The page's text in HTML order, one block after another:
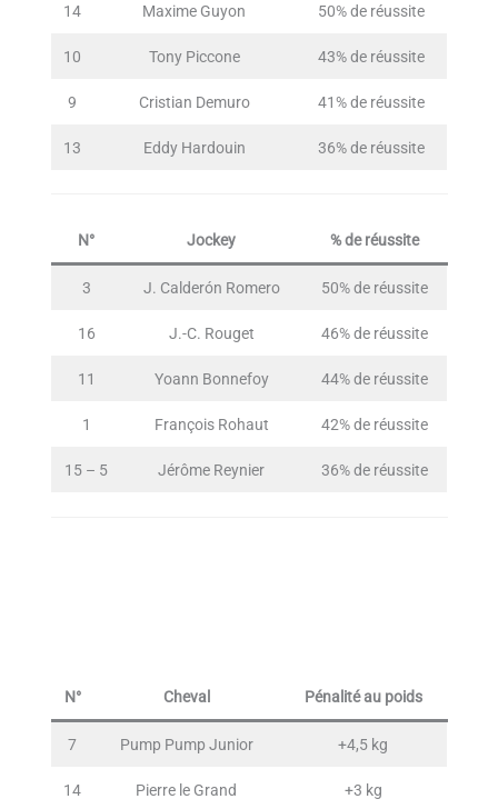
14 Maxime Guyon 50% de réussite
10 Tony Piccone 43% de réussite
9 Cristian Demuro 41% de réussite
13 Eddy Hardouin 36% de réussite
N° Jockey % de réussite
3 J. Calderón Romero 50% de réussite
16 J.-C. Rouget 46% de réussite
11 Yoann Bonnefoy 44% de réussite
1 François Rohaut 42% de réussite
15 – 5 Jérôme Reynier 36% de réussite
N° Cheval Pénalité au poids
7 Pump Pump Junior +4,5 kg
14 Pierre le Grand +3 kg